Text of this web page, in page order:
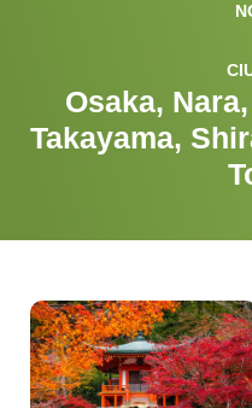
Osaka,
Takayama,